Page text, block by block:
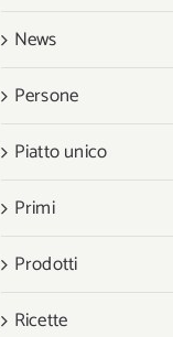
News
Persone
Piatto unico
Primi
Prodotti
Ricette